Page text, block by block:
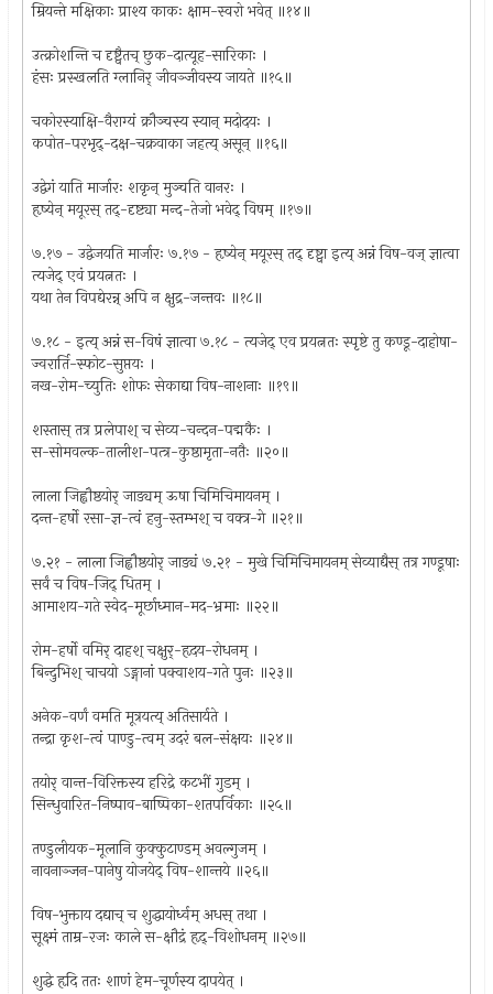
म्रियन्ते मक्षिकाः प्राश्य काकः क्षाम-स्वरो भवेत् ॥१४॥
उत्क्रोशन्ति च दृष्ट्वैतच् छुक-दात्यूह-सारिकाः ।
हंसः प्रस्खलति ग्लानिर् जीवञ्जीवस्य जायते ॥१५॥
चकोरस्याक्षि-वैराग्यं क्रौञ्चस्य स्यान् मदोदयः ।
कपोत-परभृद्-दक्ष-चक्रवाका जहत्य् असून् ॥१६॥
उद्वेगं याति मार्जारः शकृन् मुञ्चति वानरः ।
हृष्येन् मयूरस् तद्-दृष्ट्या मन्द-तेजो भवेद् विषम् ॥१७॥
७.१७ - उद्वेजयति मार्जारः ७.१७ - हृष्येन् मयूरस् तद् दृष्ट्वा इत्य् अन्नं विष-वज् ज्ञात्वा
त्यजेद् एवं प्रयत्नतः ।
यथा तेन विपद्येरन्न् अपि न क्षुद्र-जन्तवः ॥१८॥
७.१८ - इत्य् अन्नं स-विषं ज्ञात्वा ७.१८ - त्यजेद् एव प्रयत्नतः स्पृष्टे तु कण्डू-दाहोषा-
ज्वरार्ति-स्फोट-सुप्तयः ।
नख-रोम-च्युतिः शोफः सेकाद्या विष-नाशनाः ॥१९॥
शस्तास् तत्र प्रलेपाश् च सेव्य-चन्दन-पद्मकैः ।
स-सोमवल्क-तालीश-पत्त्र-कुष्ठामृता-नतैः ॥२०॥
लाला जिह्वौष्ठयोर् जाड्यम् ऊषा चिमिचिमायनम् ।
दन्त-हर्षो रसा-ज्ञ-त्वं हनु-स्तम्भश् च वक्त्र-गे ॥२१॥
७.२१ - लाला जिह्वौष्ठयोर् जाड्यं ७.२१ - मुखे चिमिचिमायनम् सेव्याद्यैस् तत्र गण्डूषाः
सर्वं च विष-जिद् धितम् ।
आमाशय-गते स्वेद-मूर्छाध्मान-मद-भ्रमाः ॥२२॥
रोम-हर्षो वमिर् दाहश् चक्षुर्-हृदय-रोधनम् ।
बिन्दुभिश् चाचयो ऽङ्गानां पक्वाशय-गते पुनः ॥२३॥
अनेक-वर्णं वमति मूत्रयत्य् अतिसार्यते ।
तन्द्रा कृश-त्वं पाण्डु-त्वम् उदरं बल-संक्षयः ॥२४॥
तयोर् वान्त-विरिक्तस्य हरिद्रे कटभीं गुडम् ।
सिन्धुवारित-निष्पाव-बाष्पिका-शतपर्विकाः ॥२५॥
तण्डुलीयक-मूलानि कुक्कुटाण्डम् अवल्गुजम् ।
नावनाञ्जन-पानेषु योजयेद् विष-शान्तये ॥२६॥
विष-भुक्ताय दद्याच् च शुद्धायोर्ध्वम् अधस् तथा ।
सूक्ष्मं ताम्र-रजः काले स-क्षौद्रं हृद्-विशोधनम् ॥२७॥
शुद्धे हृदि ततः शाणं हेम-चूर्णस्य दापयेत् ।